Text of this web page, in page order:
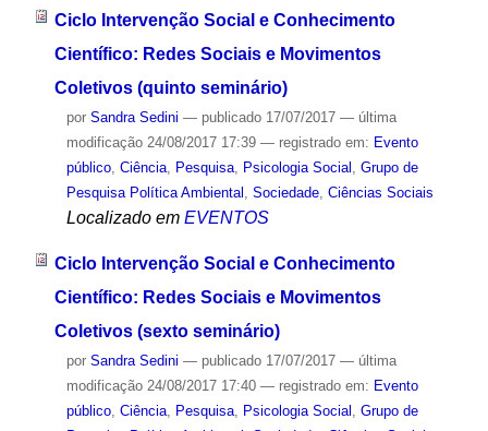
Ciclo Intervenção Social e Conhecimento
Científico: Redes Sociais e Movimentos
Coletivos (quinto seminário)
por Sandra Sedini — publicado17/07/2017 — última
modificação24/08/2017 17:39 — registrado em: Evento
público, Ciência, Pesquisa, Psicologia Social Grupo de
Pesquisa Política Ambiental Sociedade, Ciências Sociais
Localizado em EVENTOS
Ciclo Intervenção Social e Conhecimento
Científico: Redes Sociais e Movimentos
Coletivos (sexto seminário)
por Sandra Sedini — publicado17/07/2017 — última
modificação24/08/2017 17:40 — registrado em: Evento
público, Ciência, Pesquisa, Psicologia Social , Grupo de